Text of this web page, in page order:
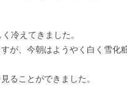
冷えてきました。
が、今朝はようやく白く雪化粧
ることができました。